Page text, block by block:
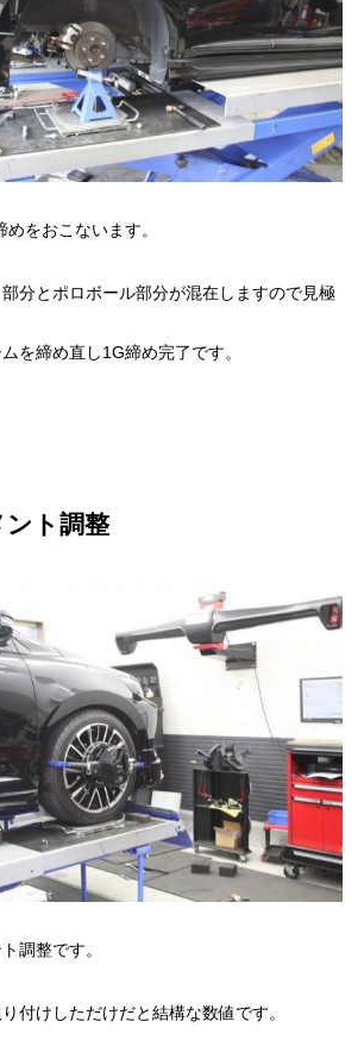
をおこないます。
分とポロボール部分が混在しますので見極
を締め直し1G締め完了です。
ント調整
調整です。
付けしただけだと結構な数値です。